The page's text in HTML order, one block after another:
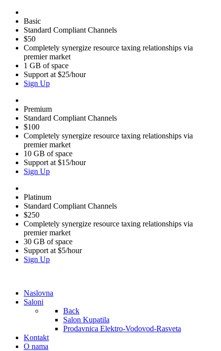
Basic
Standard Compliant Channels
$50
Completely synergize resource taxing relationships via
premier market
1 GB of space
Support at $25/hour
Sign Up
Premium
Standard Compliant Channels
$100
Completely synergize resource taxing relationships via
premier market
10 GB of space
Support at $15/hour
Sign Up
Platinum
Standard Compliant Channels
$250
Completely synergize resource taxing relationships via
premier market
30 GB of space
Support at $5/hour
Sign Up
Naslovna
Saloni
Back
Salon Kupatila
Prodavnica Elektro-Vodovod-Rasveta
Kontakt
O nama